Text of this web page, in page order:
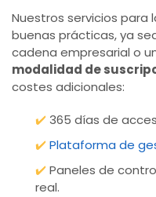
Nuestros servicios
buenas prácticas, ya
cadena empresarial o
modalidad de
costes adicionales:
✔️365 días de
✔️Plataforma de
✔️Paneles de
real.